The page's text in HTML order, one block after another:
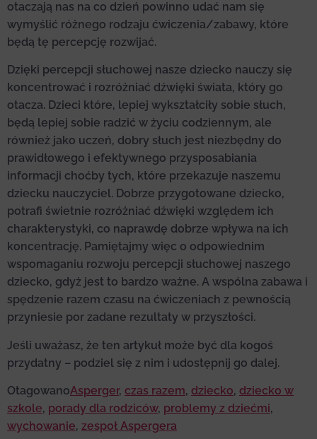
otaczają nas na co dzień powinno udać nam się
wymyślić różnego rodzaju ćwiczenia/zabawy, które
będą tę percepcję rozwijać.
Dzięki percepcji słuchowej nasze dziecko nauczy się
koncentrować i rozróżniać dźwięki świata, który go
otacza. Dzieci które, lepiej wykształciły sobie słuch,
będą lepiej sobie radzić w życiu codziennym, ale
również jako uczeń, dobry słuch jest niezbędny do
prawidłowego i efektywnego przysposabiania
informacji choćby tych, które przekazuje naszemu
dziecku nauczyciel. Dobrze przygotowane dziecko,
potrafi świetnie rozróżniać dźwięki względem ich
charakterystyki, co naprawdę dobrze wpływa na ich
koncentrację. Pamiętajmy więc o odpowiednim
wspomaganiu rozwoju percepcji słuchowej naszego
dziecko, gdyż jest to bardzo ważne. A wspólna zabawa i
spędzenie razem czasu na ćwiczeniach z pewnością
przyniesie por zadane rezultaty w przyszłości.
Jeśli uważasz, że ten artykuł może być dla kogoś
przydatny – podziel się z nim i udostępnij go dalej.
OtagowanoAsperger, czas razem, dziecko, dziecko w
szkole, porady dla rodziców, problemy z dziećmi,
wychowanie, zespoł Aspergera